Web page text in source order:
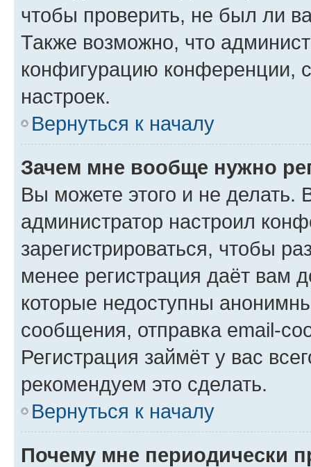
чтобы проверить, не был ли
Также возможно, что
конфигурацию конференции,
настроек.
Вернуться к началу
Зачем мне вообще нужно
Вы можете этого и не делать.
администратор настроил
зарегистрироваться, чтобы
менее регистрация даёт вам
которые недоступны
сообщения, отправка email-
Регистрация займёт у вас
рекомендуем это сделать.
Вернуться к началу
Почему мне периодически